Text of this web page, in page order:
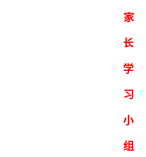
家
长
学
习
小
组